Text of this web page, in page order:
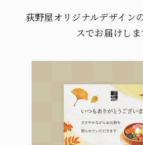
荻野屋オリジナルデザイン
スでお届けしま